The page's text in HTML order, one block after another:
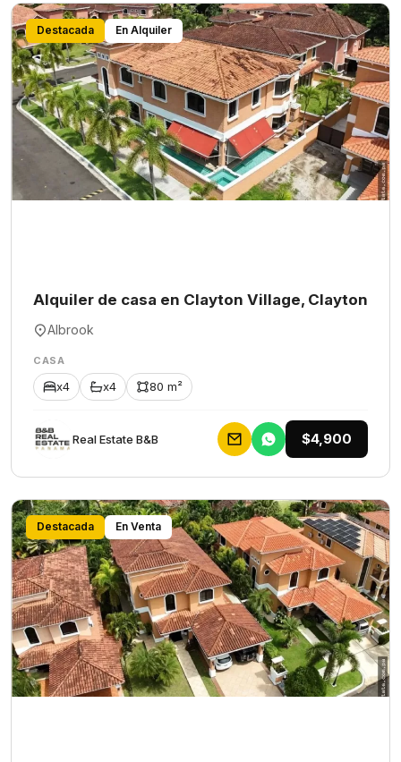
Destacada En Alquiler
Alquiler de casa en Clayton Village, Clayton
Albrook
CASA
x4 x4 80 m²
Rеаl Еstаtе В&В $4,900
Destacada En Venta